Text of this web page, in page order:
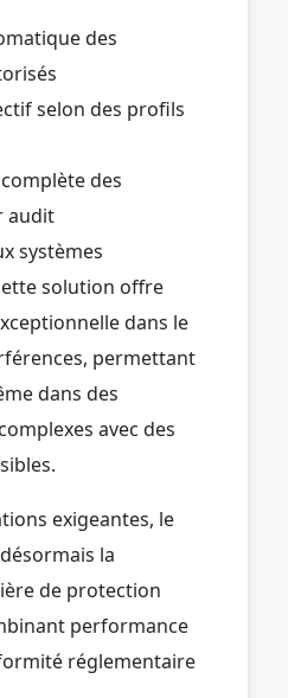
des
selon des profils
des
audit
systèmes
solution offre
dans le
permettant
dans des
avec des
exigeantes, le
la
de protection
performance
réglementaire